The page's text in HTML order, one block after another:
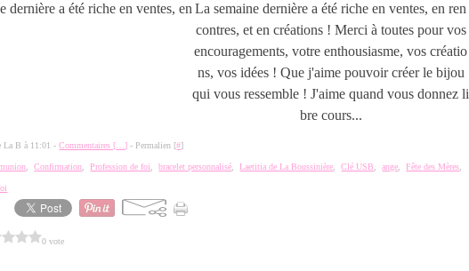
La semaine dernière a été riche en ventes, en ren
contres, et en créations ! Merci à toutes pour vos
encouragements, votre enthousiasme, vos créatio
ns, vos idées ! Que j'aime pouvoir créer le bijou
qui vous ressemble ! J'aime quand vous donnez li
bre cours...
La B à 11:01 -Commentaires [ …] - Permalien [#]
,Confirmation ,Profession de foi ,bracelet personnalisé ,Laetitia de La Boussinière ,Clé USB ,ange ,Fête des Mères
0 vote